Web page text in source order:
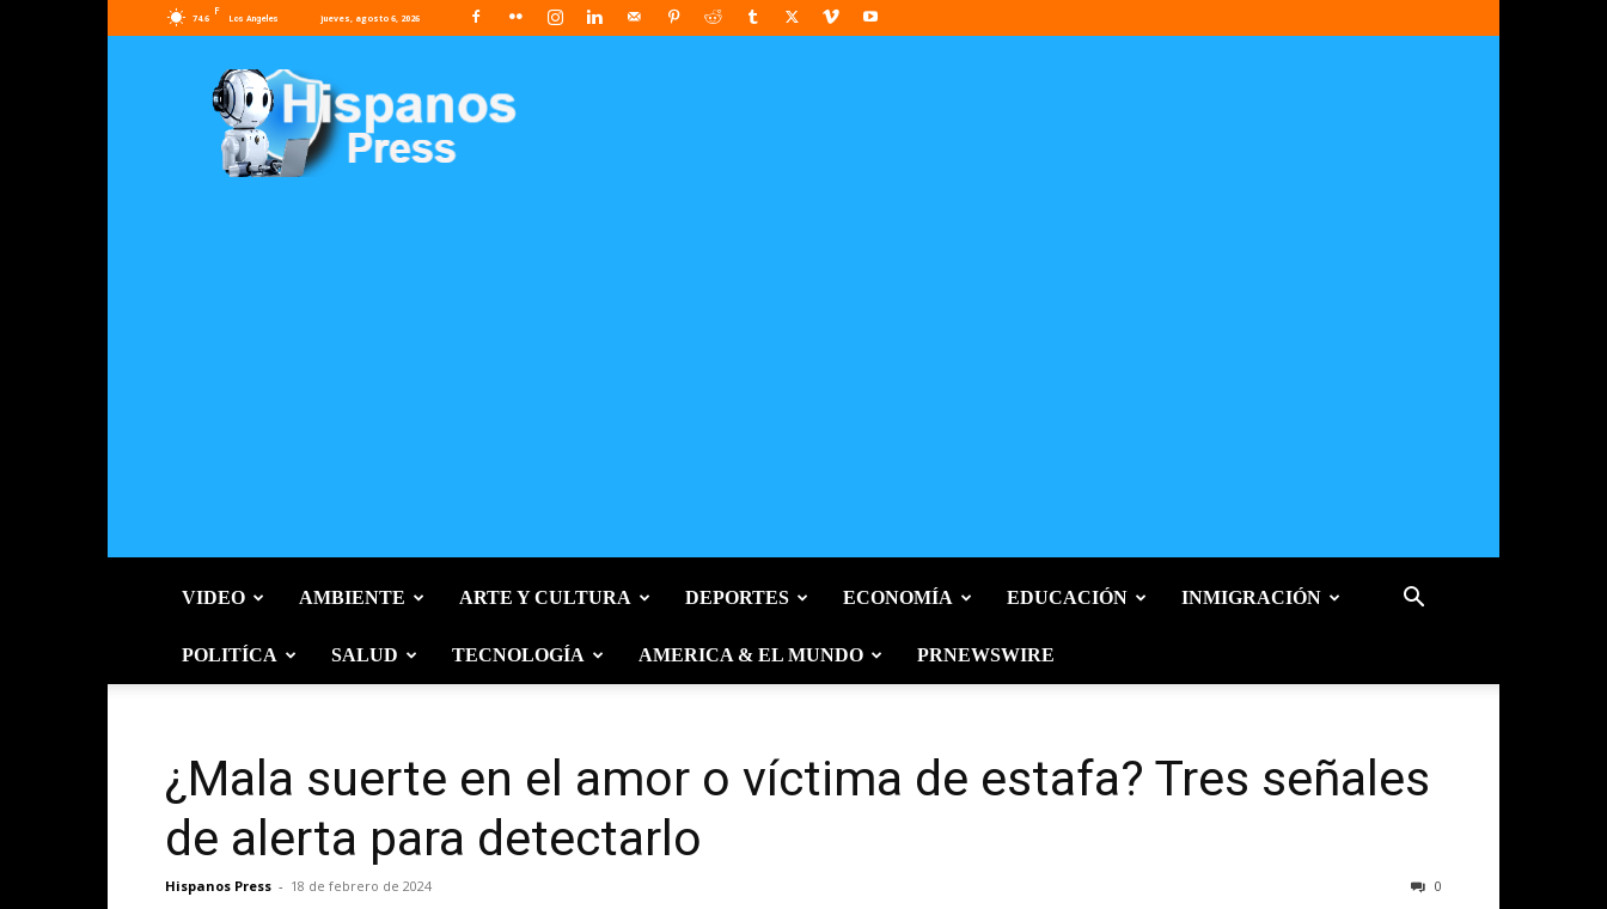
74.6
F
Los Angeles jueves, agosto 6, 2026
Press
VIDEO AMBIENTE ARTE Y CULTURA DEPORTES ECONOMÍA EDUCACIÓN INMIGRACIÓN
POLITÍCA SALUD TECNOLOGÍA AMERICA & EL MUNDO PRNEWSWIRE
¿Mala suerte en el amor o víctima de estafa? Tres señales
de alerta para detectarlo
Hispanos Press - 18 de febrero de 2024 0